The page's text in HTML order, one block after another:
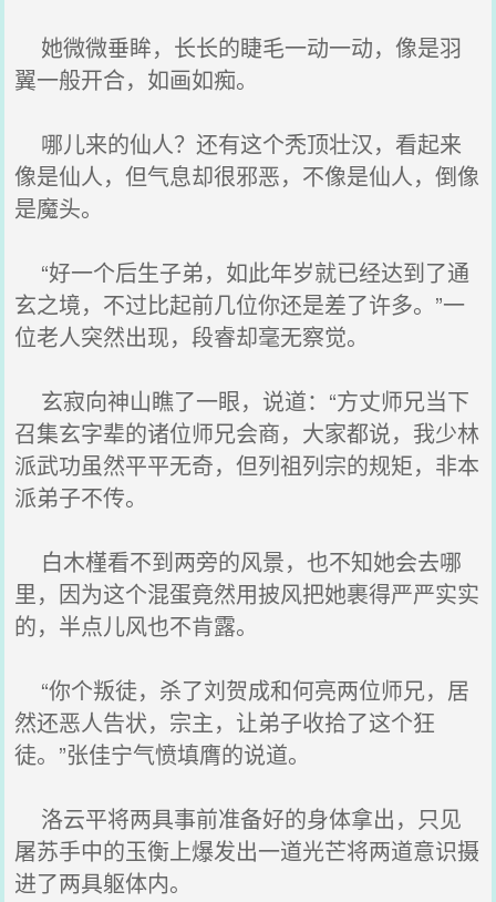
她微微垂眸，长长的睫毛一动一动，像是羽
翼一般开合，如画如痴。
哪儿来的仙人？还有这个秃顶壮汉，看起来
像是仙人，但气息却很邪恶，不像是仙人，倒像
是魔头。
“好一个后生子弟，如此年岁就已经达到了通
玄之境，不过比起前几位你还是差了许多。”一
位老人突然出现，段睿却毫无察觉。
玄寂向神山瞧了一眼，说道：“方丈师兄当下
召集玄字辈的诸位师兄会商，大家都说，我少林
派武功虽然平平无奇，但列祖列宗的规矩，非本
派弟子不传。
白木槿看不到两旁的风景，也不知她会去哪
里，因为这个混蛋竟然用披风把她裹得严严实实
的，半点儿风也不肯露。
“你个叛徒，杀了刘贺成和何亮两位师兄，居
然还恶人告状，宗主，让弟子收拾了这个狂
徒。”张佳宁气愤填膺的说道。
洛云平将两具事前准备好的身体拿出，只见
屠苏手中的玉衡上爆发出一道光芒将两道意识摄
进了两具躯体内。